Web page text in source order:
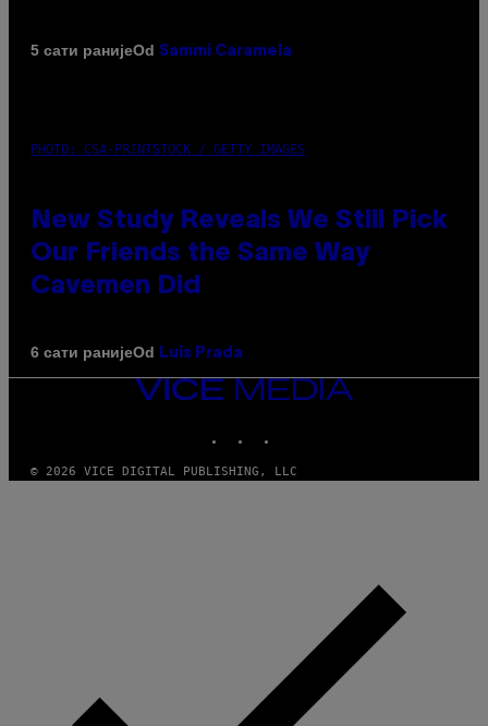
5 сати ранијеOd Sammi Caramela
PHOTO: CSA-PRINTSTOCK / GETTY IMAGES
New Study Reveals We Still Pick
Our Friends the Same Way
Cavemen Did
6 сати ранијеOd Luis Prada
VICE
MEDIA
© 2026 VICE DIGITAL PUBLISHING, LLC